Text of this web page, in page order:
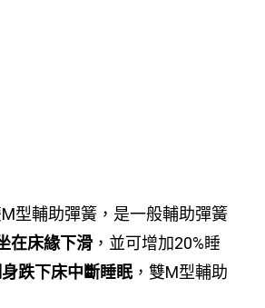
型輔助彈簧，是一般輔助彈簧
在床緣下滑 ，並可增加20%睡
跌下床中斷睡眠，雙M型輔助